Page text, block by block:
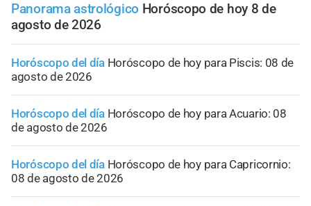
Panorama astrológico Horóscopo de hoy 8 de
agosto de 2026
Horóscopo del día Horóscopo de hoy para Piscis: 08 de
agosto de 2026
Horóscopo del día Horóscopo de hoy para Acuario: 08
de agosto de 2026
Horóscopo del día Horóscopo de hoy para Capricornio:
08 de agosto de 2026